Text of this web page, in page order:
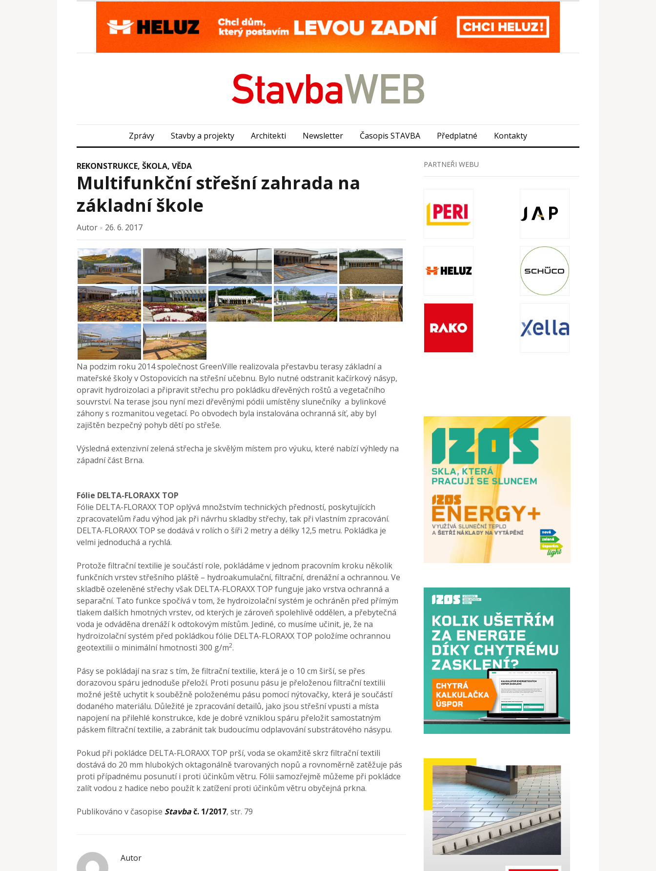
Zprávy Stavby a projekty Architekti Newsletter Časopis STAVBA Předplatné Kontakty
REKONSTRUKCE, ŠKOLA, VĚDA
Multifunkční střešní zahrada na
základní škole
Autor × 26. 6. 2017
Na podzim roku 2014 společnost GreenVille realizovala přestavbu terasy základní a
mateřské školy v Ostopovicích na střešní učebnu. Bylo nutné odstranit kačírkový násyp,
opravit hydroizolaci a připravit střechu pro pokládku dřevěných roštů a vegetačního
souvrství. Na terase jsou nyní mezi dřevěnými pódii umístěny slunečníky a bylinkové
záhony s rozmanitou vegetací. Po obvodech byla instalována ochranná síť, aby byl
zajištěn bezpečný pohyb dětí po střeše.
Výsledná extenzivní zelená střecha je skvělým místem pro výuku, které nabízí výhledy na
západní část Brna.
Fólie DELTA-FLORAXX TOP
Fólie DELTA-FLORAXX TOP oplývá množstvím technických předností, poskytujících
zpracovatelům řadu výhod jak při návrhu skladby střechy, tak při vlastním zpracování.
DELTA-FLORAXX TOP se dodává v rolích o šíři 2 metry a délky 12,5 metru. Pokládka je
velmi jednoduchá a rychlá.
Protože filtrační textilie je součástí role, pokládáme v jednom pracovním kroku několik
funkčních vrstev střešního pláště – hydroakumulační, filtrační, drenážní a ochrannou. Ve
skladbě ozeleněné střechy však DELTA-FLORAXX TOP funguje jako vrstva ochranná a
separační. Tato funkce spočívá v tom, že hydroizolační systém je ochráněn před přímým
tlakem dalších hmotných vrstev, od kterých je zároveň spolehlivě oddělen, a přebytečná
voda je odváděna drenáží k odtokovým místům. Jediné, co musíme učinit, je, že na
hydroizolační systém před pokládkou fólie DELTA-FLORAXX TOP položíme ochrannou
geotextilii o minimální hmotnosti 300 g/m2.
Pásy se pokládají na sraz s tím, že filtrační textilie, která je o 10 cm širší, se přes
dorazovou spáru jednoduše přeloží. Proti posunu pásu je přeloženou filtrační textilii
možné ještě uchytit k souběžně položenému pásu pomocí nýtovačky, která je součástí
dodaného materiálu. Důležité je zpracování detailů, jako jsou střešní vpusti a místa
napojení na přilehlé konstrukce, kde je dobré vzniklou spáru přeložit samostatným
páskem filtrační textilie, a zabránit tak budoucímu odplavování substrátového násypu.
Pokud při pokládce DELTA-FLORAXX TOP prší, voda se okamžitě skrz filtrační textili
dostává do 20 mm hlubokých oktagonálně tvarovaných nopů a rovnoměrně zatěžuje pás
proti případnému posunutí i proti účinkům větru. Fólii samozřejmě můžeme při pokládce
zalít vodou z hadice nebo použít k zatížení proti účinkům větru obyčejná prkna.
Publikováno v časopise Stavbač. 1/2017, str. 79
Autor
PARTNEŘI WEBU